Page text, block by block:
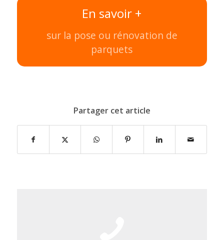
En savoir +
sur la pose ou rénovation de
parquets
Partager cet article